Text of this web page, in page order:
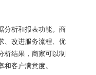
析和报表功能。商
、改进服务流程、优
析结果，商家可以制
客户满意度。